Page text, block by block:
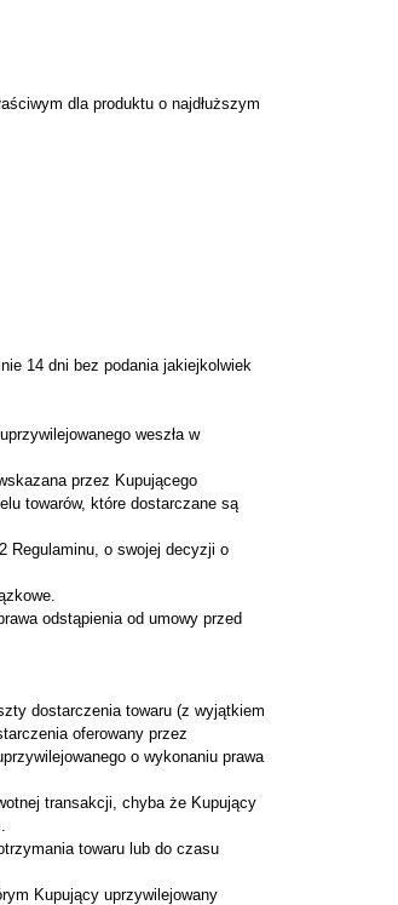
dla produktu o najdłuższym
14 dni bez podania jakiejkolwiek
weszła w
przez Kupującego
towarów, które dostarczane są
Regulaminu, o swojej decyzji o
odstąpienia od umowy przed
dostarczenia towaru (z wyjątkiem
oferowany przez
o wykonaniu prawa
transakcji, chyba że Kupujący
towaru lub do czasu
Kupujący uprzywilejowany